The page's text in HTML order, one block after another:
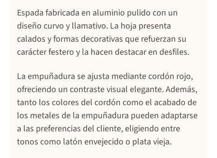
Espada fabricada en aluminio pulido con un
diseño curvo y llamativo. La hoja presenta
calados y formas decorativas que refuerzan su
carácter festero y la hacen destacar en desfiles.
La empuñadura se ajusta mediante cordón rojo,
ofreciendo un contraste visual elegante. Además,
tanto los colores del cordón como el acabado de
los metales de la empuñadura pueden adaptarse
a las preferencias del cliente, eligiendo entre
tonos como latón envejecido o plata vieja.